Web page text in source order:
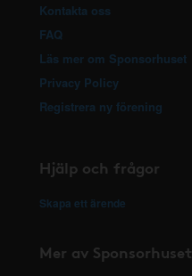
Kontakta oss
FAQ
Läs mer om Sponsorhuset
Privacy Policy
Registrera ny förening
Hjälp och frågor
Skapa ett ärende
Mer av Sponsorhuset